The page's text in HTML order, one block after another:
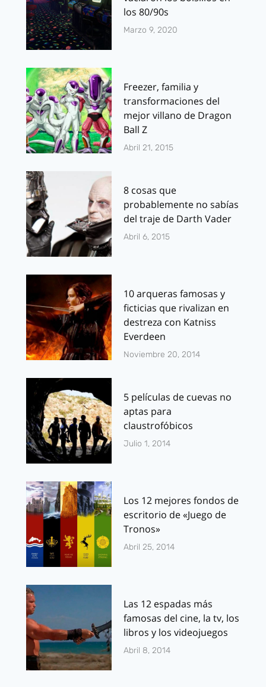
los 80/90s
Marzo 9, 2020
Freezer, familia y
transformaciones del
mejor villano de Dragon
Ball Z
Abril 21, 2015
8 cosas que
probablemente no sabías
del traje de Darth Vader
Abril 6, 2015
10 arqueras famosas y
ficticias que rivalizan en
destreza con Katniss
Everdeen
Noviembre 20, 2014
5 películas de cuevas no
aptas para
claustrofóbicos
Julio 1, 2014
Los 12 mejores fondos de
escritorio de «Juego de
Tronos»
Abril 25, 2014
Las 12 espadas más
famosas del cine, la tv, los
libros y los videojuegos
Abril 8, 2014